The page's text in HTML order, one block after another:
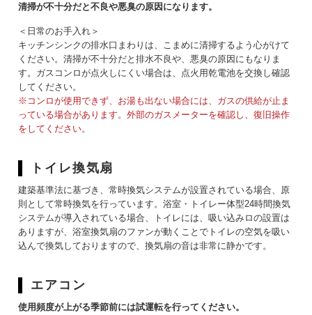
清掃が不十分だと不良や悪臭の原因になります。
＜日常のお手入れ＞
キッチンシンクの排水口まわりは、こまめに清掃するよう心がけて
ください。清掃が不十分だと排水不良や、悪臭の原因にもなりま
す。ガスコンロが点火しにくい場合は、点火用乾電池を交換し確認
してください。
※コンロが使用できず、お湯も出ない場合には、ガスの供給が止ま
っている場合があります。外部のガスメーターを確認し、復旧操作
をしてください。
トイレ換気扇
建築基準法に基づき、常時換気システムが設置されている場合、原
則として常時換気を行っています。浴室・トイレー体型24時間換気
システムが導入されている場合、トイレには、吸い込みロの設置は
ありますが、浴室換気扇のファンが動くことでトイレの空気を吸い
込んで換気しておりますので、換気扇の音は非常に静かです。
エアコン
使用頻度が上がる季節前には試運転を行ってください。